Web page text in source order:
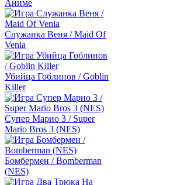
Аниме
Служанка Веня / Maid Of
Venia
Убийца Гоблинов / Goblin
Killer
Супер Марио 3 / Super
Mario Bros 3 (NES)
Бомбермен / Bomberman
(NES)